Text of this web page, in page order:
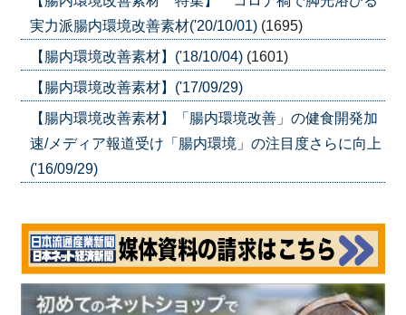
実力派腸内環境改善素材('20/10/01) (1695)
【腸内環境改善素材】('18/10/04) (1601)
【腸内環境改善素材】('17/09/29)
【腸内環境改善素材】「腸内環境改善」の健食開発加
速/メディア報道受け「腸内環境」の注目度さらに向上
('16/09/29)